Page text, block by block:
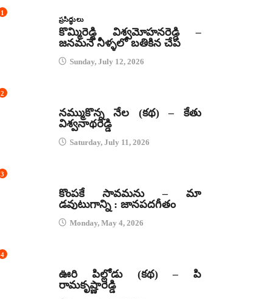
1
ప్రసిద్ధులు
కొమ్మిరెడ్డి విశ్వమోహనరెడ్డి –
జనమనే నీళ్ళలో బతికిన చేప
Sunday, July 12, 2026
2
నమ్ముకొన్న నేల (కథ) – కేతు
విశ్వనాథరెడ్డి
Saturday, July 11, 2026
3
కొంపకే సావమను – మా
డవుటుగాన్ని : జానపదగీతం
Monday, May 4, 2026
4
ఊరి పిల్లోడు (కథ) – పి
రామకృష్ణారెడ్డి